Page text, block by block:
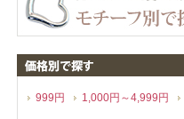
999円 1,000円～4,999円